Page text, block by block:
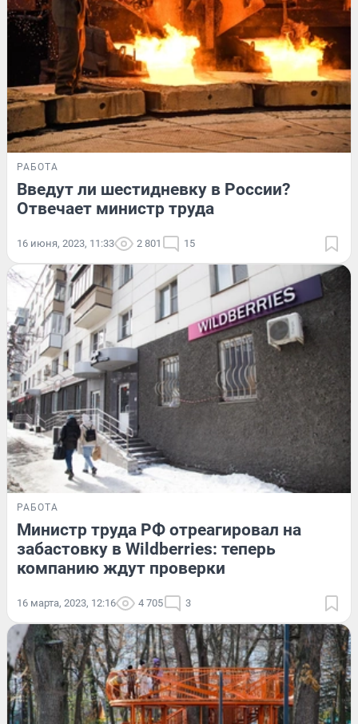
РАБОТА
Введут ли шестидневку в России?
Отвечает министр труда
16 июня, 2023, 11:33 2 801 15
РАБОТА
Министр труда РФ отреагировал на
забастовку в Wildberries: теперь
компанию ждут проверки
16 марта, 2023, 12:16 4 705 3